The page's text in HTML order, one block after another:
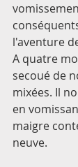
l'aventure
A quatre
secoué de
mixées. Il
en
maigre
neuve.